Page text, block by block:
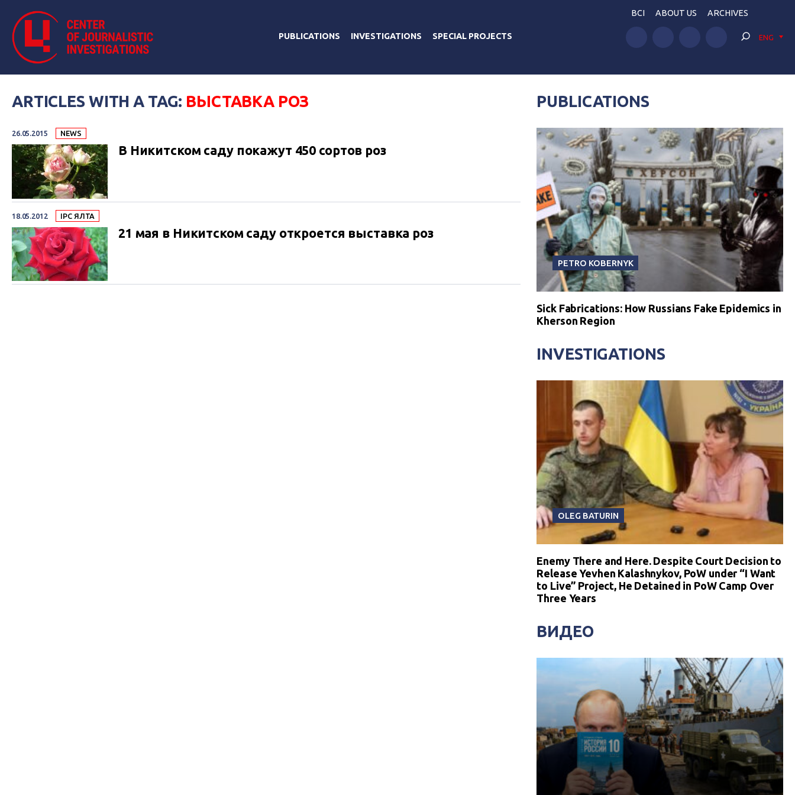
PUBLICATIONS INVESTIGATIONS SPECIAL PROJECTS
BCI ABOUT US ARCHIVES
ENG
ARTICLES WITH A TAG: ВЫСТАВКА РОЗ
26.05.2015 NEWS
В Никитском саду покажут 450 сортов роз
18.05.2012 IPC ЯЛТА
21 мая в Никитском саду откроется выставка роз
PUBLICATIONS
PETRO KOBERNYK
Sick Fabrications: How Russians Fake Epidemics in
Kherson Region
INVESTIGATIONS
OLEG BATURIN
Enemy There and Here. Despite Court Decision to
Release Yevhen Kalashnykov, PoW under “I Want
to Live” Project, He Detained in PoW Camp Over
Three Years
ВИДЕО